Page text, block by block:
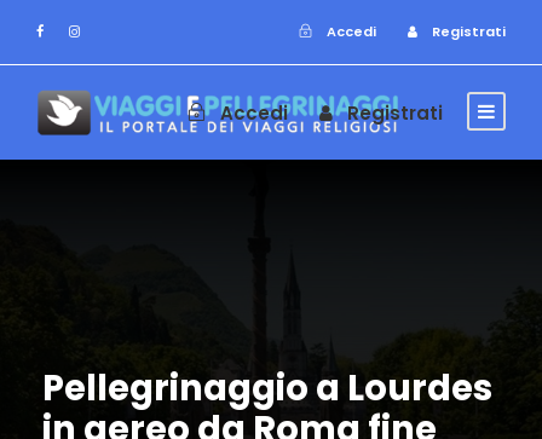
Accedi Registrati
Accedi Registrati
Pellegrinaggio a Lourdes
in aereo da Roma fine